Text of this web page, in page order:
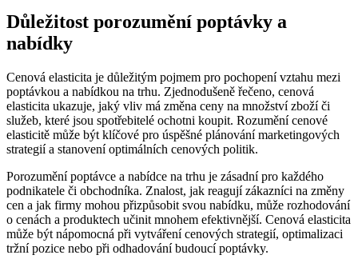
Důležitost porozumění poptávky a
nabídky
Cenová elasticita je důležitým pojmem pro pochopení vztahu mezi
poptávkou a nabídkou na trhu. Zjednodušeně řečeno, cenová
elasticita ukazuje, jaký vliv má změna ceny na množství zboží či
služeb, které jsou spotřebitelé ochotni koupit. Rozumění cenové
elasticitě může být klíčové pro úspěšné plánování marketingových
strategií a stanovení optimálních cenových politik.
Porozumění poptávce a nabídce na trhu je zásadní pro každého
podnikatele či obchodníka. Znalost, jak reagují zákazníci na změny
cen a jak firmy mohou přizpůsobit svou nabídku, může rozhodování
o cenách a produktech učinit mnohem efektivnější. Cenová elasticita
může být nápomocná při vytváření cenových strategií, optimalizaci
tržní pozice nebo při odhadování budoucí poptávky.